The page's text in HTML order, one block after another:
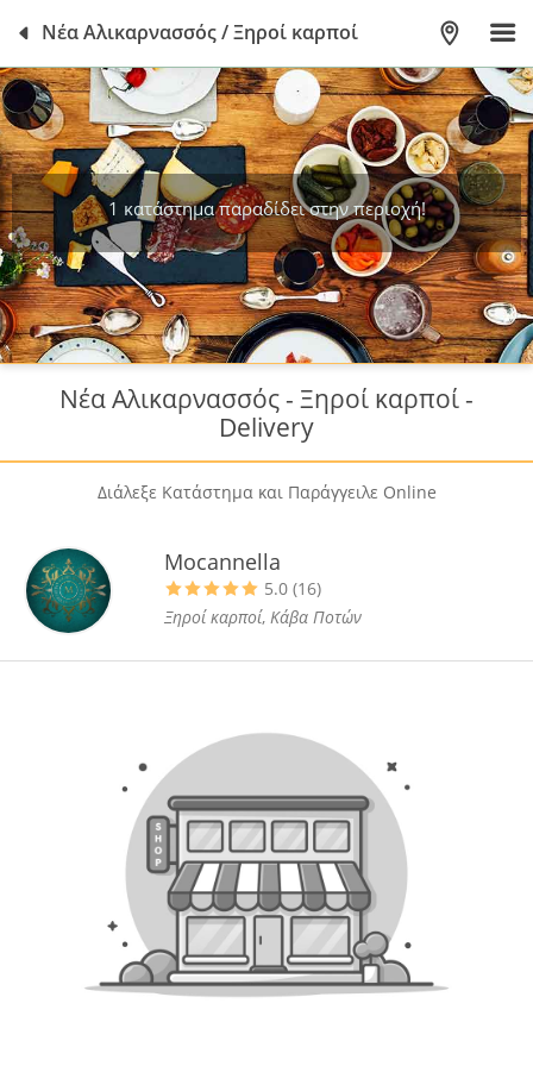
Νέα Αλικαρνασσός / Ξηροί καρποί
1 κατάστημα παραδίδει στην περιοχή!
Νέα Αλικαρνασσός - Ξηροί καρποί -
Delivery
Διάλεξε Κατάστημα και Παράγγειλε Online
Mocannella
5.0 (16)
Ξηροί καρποί, Κάβα Ποτών